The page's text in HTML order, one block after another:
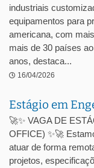
industriais
equipamentos para
americana, com
mais de 30 países
anos, destaca...
16/04/2026
Estágio em
🚀✨ VAGA DE
OFFICE) ✨🚀
atuar de forma
projetos,